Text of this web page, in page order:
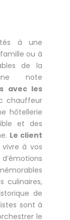
à une
ou à
de la
note
avec les
chauffeur
hôtellerie
et des
Le client
vivre à vos
culinaires,
de
sont à
le